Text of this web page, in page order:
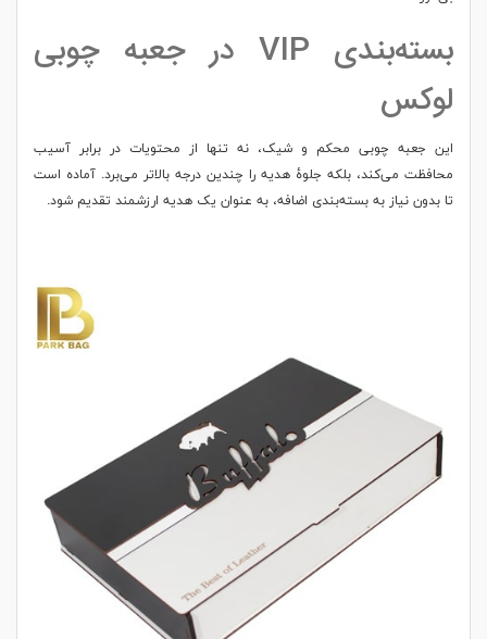
بسته‌بندی VIP در جعبه چوبی
لوکس
این جعبه چوبی محکم و شیک، نه تنها از محتویات در برابر آسیب
محافظت می‌کند، بلکه جلوهٔ هدیه را چندین درجه بالاتر می‌برد. آماده است
تا بدون نیاز به بسته‌بندی اضافه، به عنوان یک هدیه ارزشمند تقدیم شود.